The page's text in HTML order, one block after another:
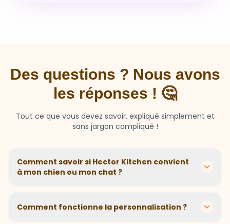
Des questions ? Nous avons
les réponses ! 🤔
Tout ce que vous devez savoir, expliqué simplement et
sans jargon compliqué !
Comment savoir si Hector Kitchen convient
à mon chien ou mon chat ?
recettes personnalisées selon l'âge, la race, le poids et
les sensibilités de votre compagnon. Si votre animal a
Comment fonctionne la personnalisation ?